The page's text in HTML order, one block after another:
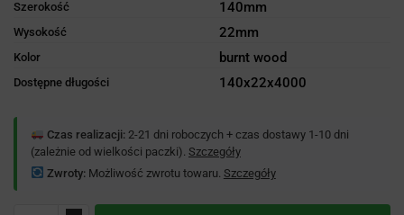
Szerokość 140mm
Wysokość 22mm
Kolor burnt wood
Dostępne długości 140x22x4000
Czas realizacji:2-21 dni roboczych + czas dostawy 1-10 dni
(zależnie od wielkości paczki). Szczegóły
Zwroty:Możliwość zwrotu towaru. Szczegóły